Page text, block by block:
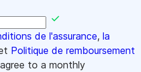
de l'assurance, la
Politique de remboursement
to a monthly